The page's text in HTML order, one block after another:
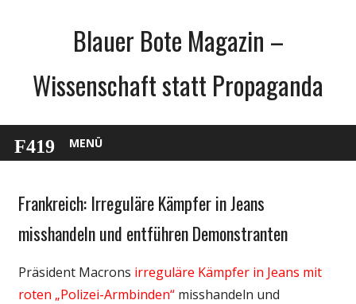
Blauer Bote Magazin –
Wissenschaft statt Propaganda
MENÜ
Gesellschaft
Frankreich: Irreguläre Kämpfer in Jeans
misshandeln und entführen Demonstranten
Präsident Macrons irreguläre Kämpfer in Jeans mit
roten „Polizei-Armbinden“misshandeln und